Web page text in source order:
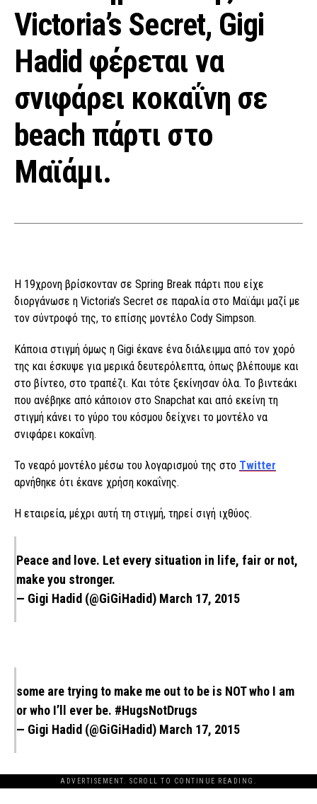
Victoria’s Secret, Gigi
Hadid φέρεται να
σνιφάρει κοκαΐνη σε
beach πάρτι στο
Μαϊάμι.
Η 19χρονη βρίσκονταν σε Spring Break πάρτι που είχε
διοργάνωσε η Victoria’s Secret σε παραλία στο Μαϊάμι μαζί με
τον σύντροφό της, το επίσης μοντέλο Cody Simpson.
Κάποια στιγμή όμως η Gigi έκανε ένα διάλειμμα από τον χορό
της και έσκυψε για μερικά δευτερόλεπτα, όπως βλέπουμε και
στο βίντεο, στο τραπέζι. Και τότε ξεκίνησαν όλα. Το βιντεάκι
που ανέβηκε από κάποιον στο Snapchat και από εκείνη τη
στιγμή κάνει το γύρο του κόσμου δείχνει το μοντέλο να
σνιφάρει κοκαΐνη.
Το νεαρό μοντέλο μέσω του λογαρισμού της στο Twitter
αρνήθηκε ότι έκανε χρήση κοκαΐνης.
Η εταιρεία, μέχρι αυτή τη στιγμή, τηρεί σιγή ιχθύος.
Peace and love. Let every situation in life, fair or not,
make you stronger.
— Gigi Hadid (@GiGiHadid) March 17, 2015
some are trying to make me out to be is NOT who I am
or who I’ll ever be. #HugsNotDrugs
— Gigi Hadid (@GiGiHadid) March 17, 2015
ADVERTISEMENT. SCROLL TO CONTINUE READING.